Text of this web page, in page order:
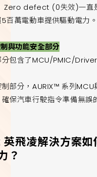
Zero defect (0失效)一直
百萬電動車提供驅動電力
與功能安全部分
分包含了MCU/PMIC/Driver
制部分，AURIX™ 系列
保汽車行駛指令準備無誤
飛凌解決方案
？